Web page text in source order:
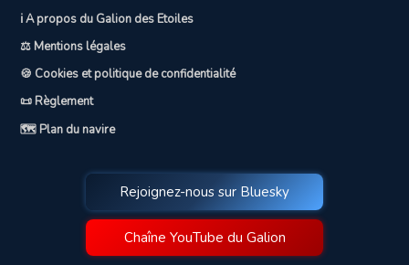
ℹ️ A propos du Galion des Etoiles
⚖️ Mentions légales
🍪 Cookies et politique de confidentialité
📜 Règlement
🗺️ Plan du navire
Rejoignez-nous sur Bluesky
Chaîne YouTube du Galion